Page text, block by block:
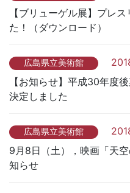
【ブリューゲル展】プレ
た！（ダウンロード）
広島県立美術館
【お知らせ】平成30年度
決定しました
広島県立美術館
9月8日（土），映画「天
知らせ